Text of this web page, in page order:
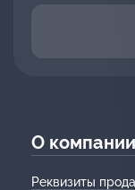
О компании
Реквизиты